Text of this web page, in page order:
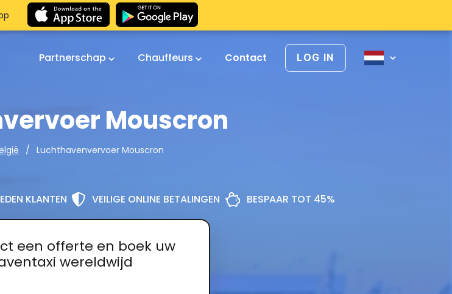
Partnerschap Chauffeurs Contact LOG IN
Mouscron
Luchthavenvervoer Mouscron
KLANTEN VEILIGE ONLINE BETALINGEN BESPAAR TOT 45%
een offerte en boek uw
wereldwijd